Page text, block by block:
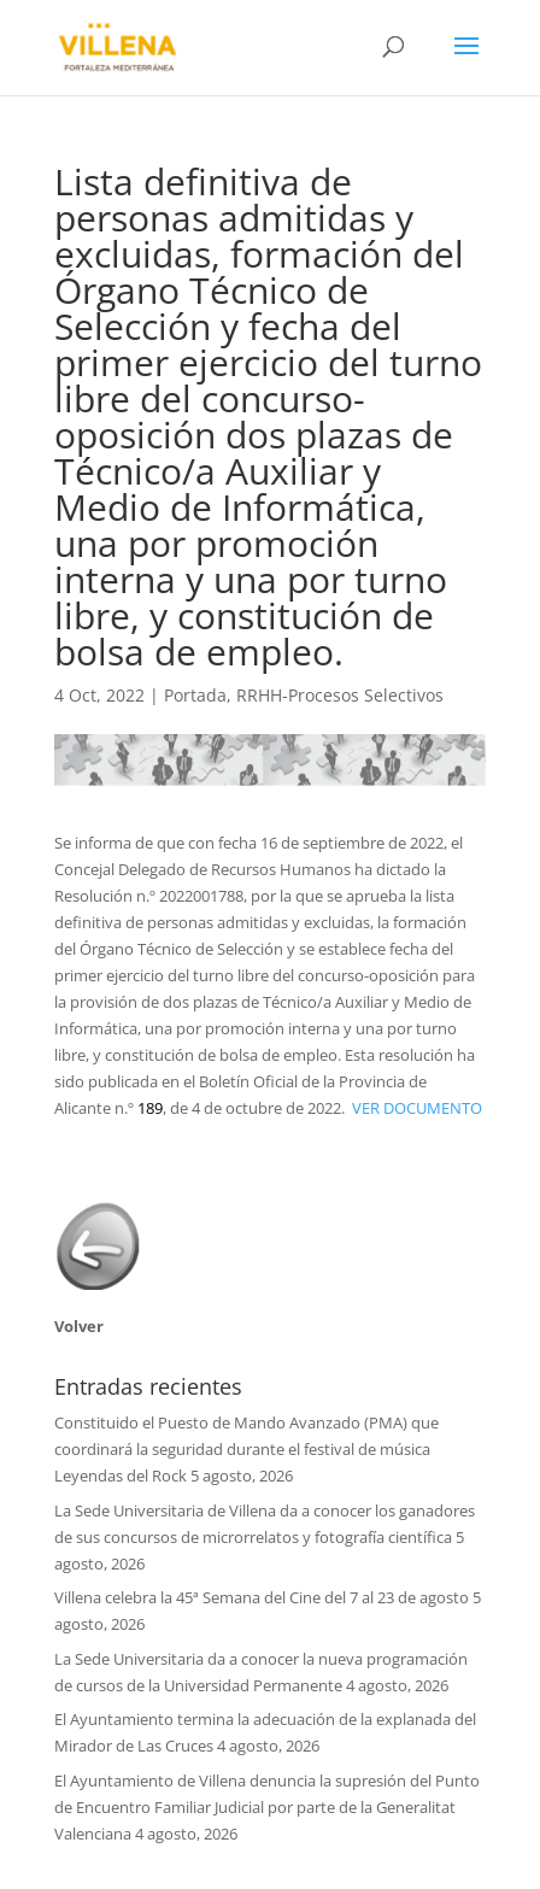
Lista definitiva de
personas admitidas y
excluidas, formación del
Órgano Técnico de
Selección y fecha del
primer ejercicio del turno
libre del concurso-
oposición dos plazas de
Técnico/a Auxiliar y
Medio de Informática,
una por promoción
interna y una por turno
libre, y constitución de
bolsa de empleo.
4 Oct, 2022| Portada, RRHH-Procesos Selectivos
Se informa de que con fecha 16 de septiembre de 2022, el
Concejal Delegado de Recursos Humanos ha dictado la
Resolución n.º 2022001788, por la que se aprueba la lista
definitiva de personas admitidas y excluidas, la formación
del Órgano Técnico de Selección y se establece fecha del
primer ejercicio del turno libre del concurso-oposición para
la provisión de dos plazas de Técnico/a Auxiliar y Medio de
Informática, una por promoción interna y una por turno
libre, y constitución de bolsa de empleo. Esta resolución ha
sido publicada en el Boletín Oficial de la Provincia de
Alicante n.º189, de 4 de octubre de 2022. VER DOCUMENTO
Volver
Entradas recientes
Constituido el Puesto de Mando Avanzado (PMA) que
coordinará la seguridad durante el festival de música
Leyendas del Rock 5 agosto, 2026
La Sede Universitaria de Villena da a conocer los ganadores
de sus concursos de microrrelatos y fotografía científica 5
agosto, 2026
Villena celebra la 45ª Semana del Cine del 7 al 23 de agosto 5
agosto, 2026
La Sede Universitaria da a conocer la nueva programación
de cursos de la Universidad Permanente4 agosto, 2026
El Ayuntamiento termina la adecuación de la explanada del
Mirador de Las Cruces4 agosto, 2026
El Ayuntamiento de Villena denuncia la supresión del Punto
de Encuentro Familiar Judicial por parte de la Generalitat
Valenciana4 agosto, 2026